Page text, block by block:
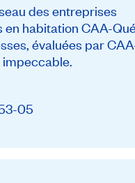
des entreprises
habitation CAA-
évaluées par
05